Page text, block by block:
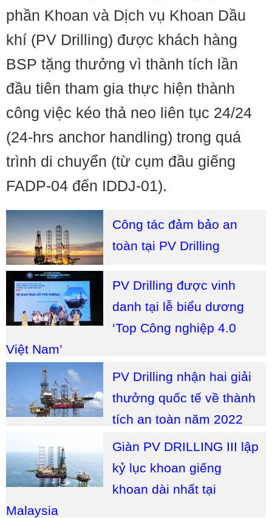
phần Khoan và Dịch vụ Khoan Dầu
khí (PV Drilling) được khách hàng
BSP tặng thưởng vì thành tích lần
đầu tiên tham gia thực hiện thành
công việc kéo thả neo liên tục 24/24
(24-hrs anchor handling) trong quá
trình di chuyển (từ cụm đầu giếng
FADP-04 đến IDDJ-01).
Công tác đảm bảo an
toàn tại PV Drilling
PV Drilling được vinh
danh tại lễ biểu dương
‘Top Công nghiệp 4.0
Việt Nam’
PV Drilling nhận hai giải
thưởng quốc tế về thành
tích an toàn năm 2022
Giàn PV DRILLING III lập
kỷ lục khoan giếng
khoan dài nhất tại
Malaysia